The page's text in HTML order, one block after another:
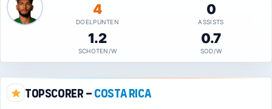
4
DOELPUNTEN
0
ASSISTS
1.2
SCHOTEN/W
0.7
SOD/W
Topscorer –Costa Rica